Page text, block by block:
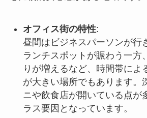
オフィス街の特性:
昼間はビジネスパーソンが行
ランチスポットが賑わう一方
りが増えるなど、時間帯によ
が大きい場所でもあります。
ニや飲食店が開いている点が
ラス要因となっています。